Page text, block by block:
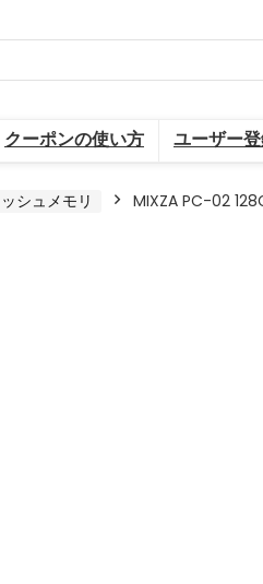
クーポンの使い方 ユーザー
シュメモリ
MIXZA PC-02